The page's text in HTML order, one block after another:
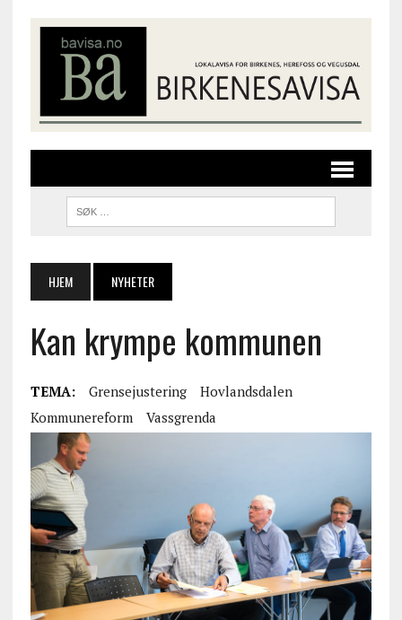
HJEM NYHETER
Kan krympe kommunen
TEMA: Grensejustering
Hovlandsdalen
Kommunereform
Vassgrenda